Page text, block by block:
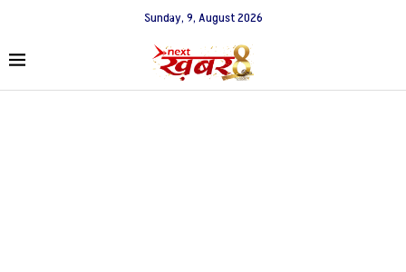
Sunday, 9, August 2026